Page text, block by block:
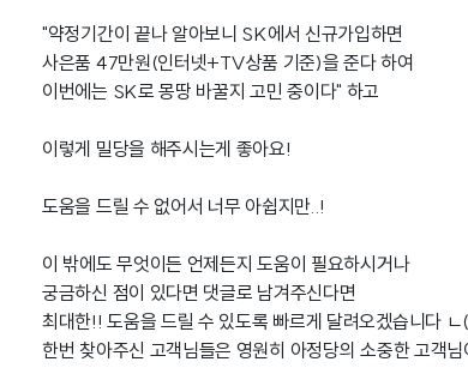
"약정기간이 끝나 알아보니 SK에서 신규가입하면
사은품 47만원(인터넷+TV상품 기준)을 준다 하여
이번에는 SK로 몽땅 바꿀지 고민 중이다" 하고
이렇게 밀당을 해주시는게 좋아요!
도움을 드릴 수 없어서 너무 아쉽지만..!
이 밖에도 무엇이든 언제든지 도움이 필요하시거나
궁금하신 점이 있다면 댓글로 남겨주신다면
최대한!! 도움을 드릴 수 있도록 빠르게 달려오겠습니다
한번 찾아주신 고객님들은 영원히 아정당의 소중한 고객